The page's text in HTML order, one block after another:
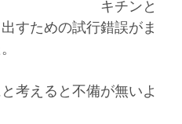
キチンと
すための試行錯誤がま
考えると不備が無いよ